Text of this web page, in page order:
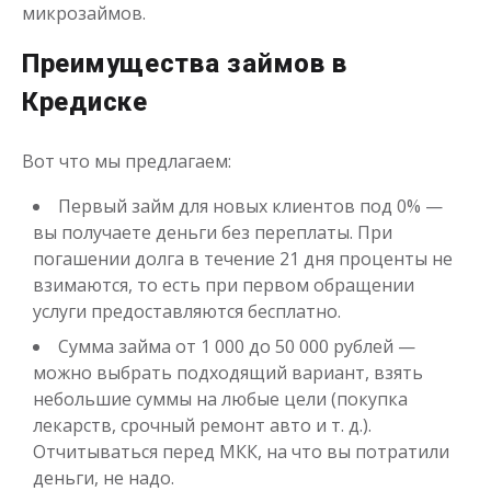
Сумма до50 000
Срок
Переведём в долг
Сумма до50 000₽
Срок от 1до 21 дня
Получить
микрозаймов.
Преимущества займов в
Кредиске
Вот что мы предлагаем:
Первый займ для новых клиентов под 0% —
вы получаете деньги без переплаты. При
погашении долга в течение 21 дня проценты не
взимаются, то есть при первом обращении
услуги предоставляются бесплатно.
Сумма займа от 1 000 до 50 000 рублей —
можно выбрать подходящий вариант, взять
небольшие суммы на любые цели (покупка
лекарств, срочный ремонт авто и т. д.).
Отчитываться перед МКК, на что вы потратили
деньги, не надо.